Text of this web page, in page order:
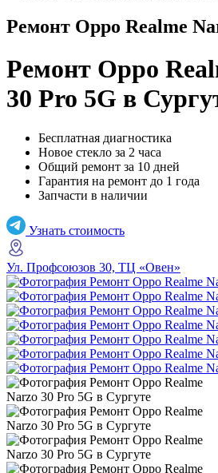
Ремонт Oppo Realme
Ремонт Oppo
30 Pro 5G в
Бесплатная диагностика
Новое стекло за 2 часа
Общий ремонт за 10 дней
Гарантия на ремонт до 1 года
Запчасти в наличии
Узнать стоимость
Ул. Профсоюзов 30, ТЦ «Овен»